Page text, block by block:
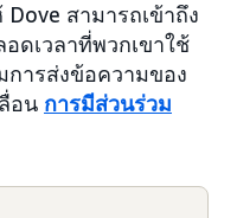
สามารถเข้าถึง
ดเวลาที่พวกเขาใช้
การส่งข้อความของ
อน การมีส่วนร่วม